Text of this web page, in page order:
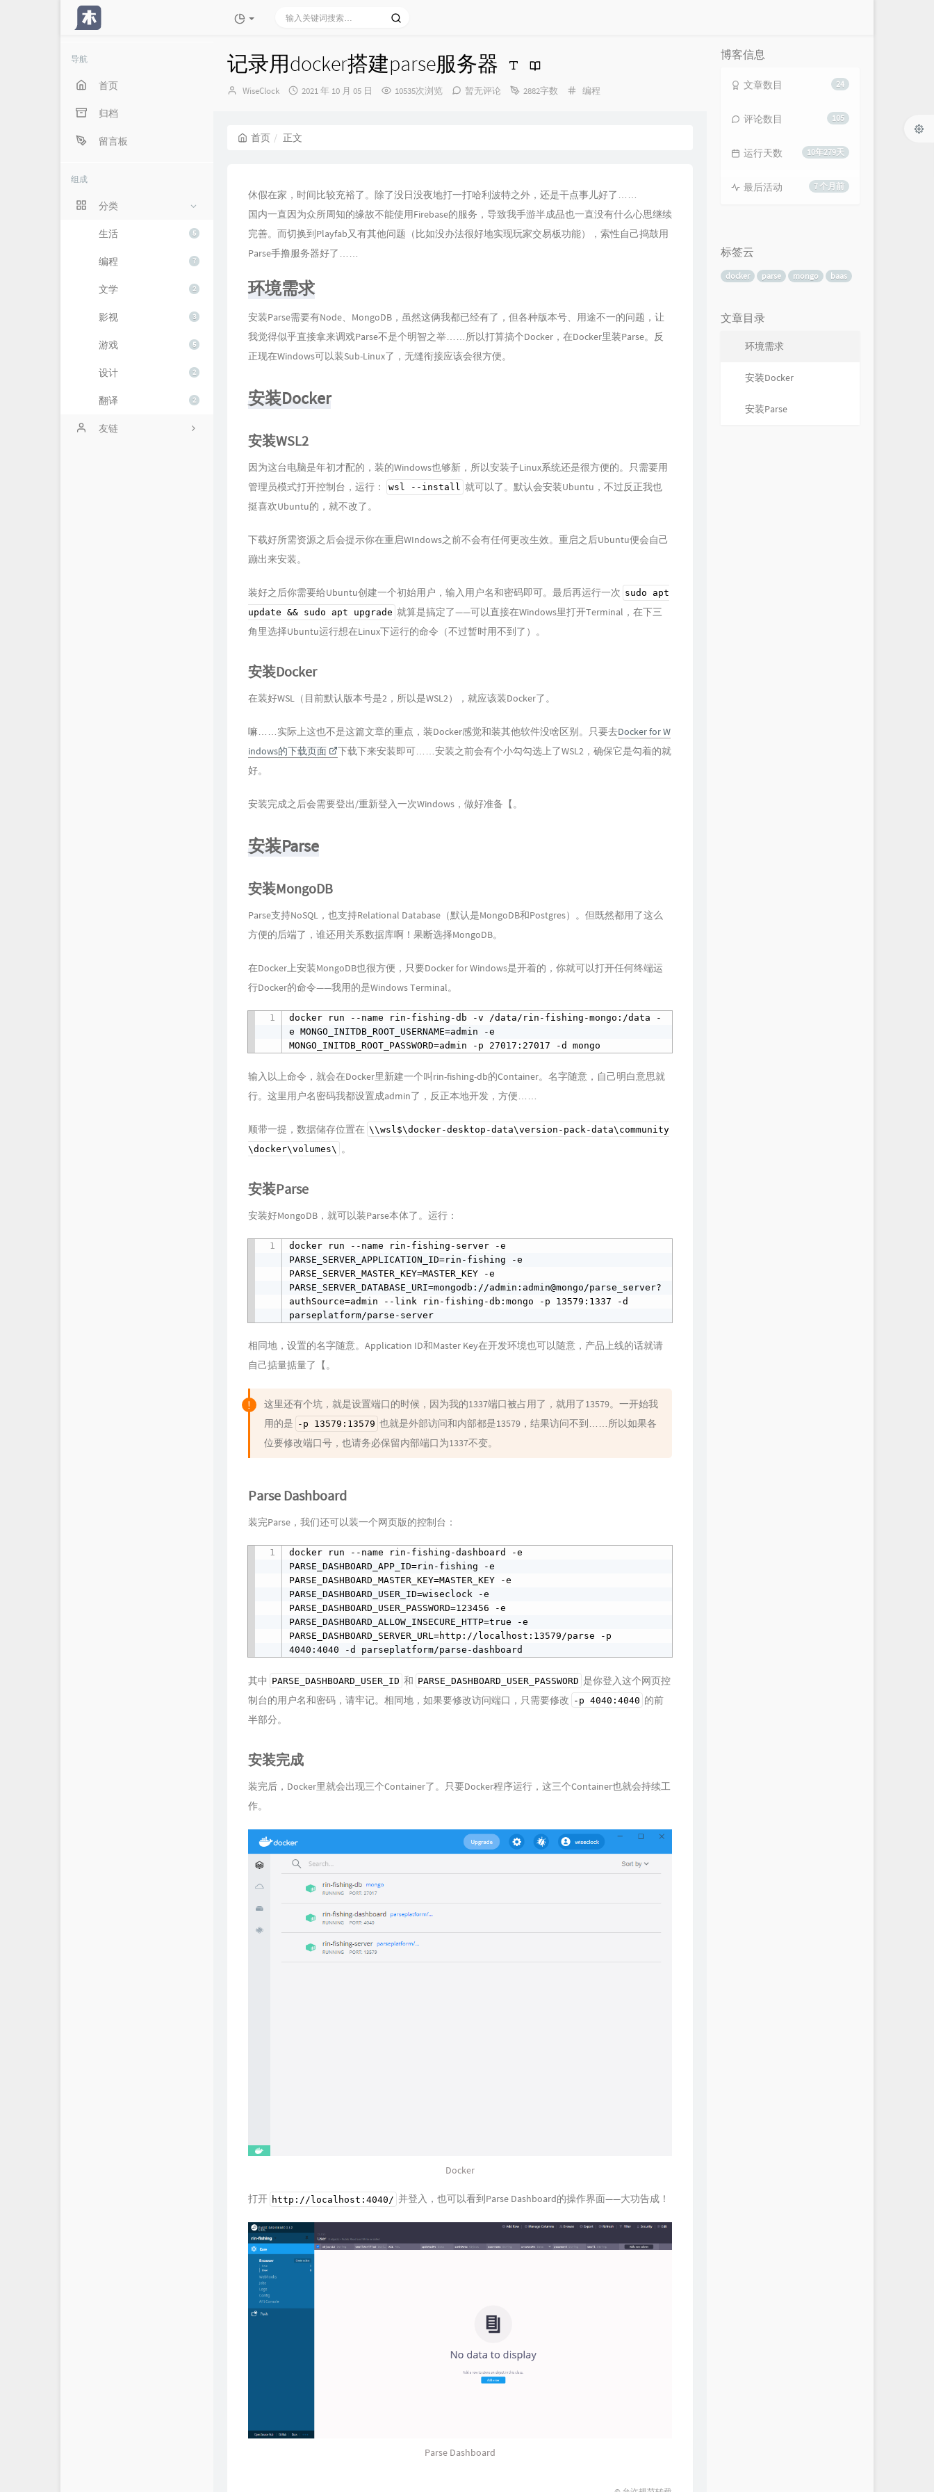
导航
首页
归档
留言板
组成
分类
5
生活
7
编程
2
文学
3
影视
5
游戏
2
设计
2
翻译
友链
记录用docker搭建parse服务器
博
WiseClock
发
2021 年 10 月 05 日 10535次浏览 暂无评论 2882字数
分
编程
首页 正文
休假在家，时间比较充裕了。除了没日没夜地打一打哈利波特之外，还是干点事儿好了……
国内一直因为众所周知的缘故不能使用Firebase的服务，导致我手游半成品也一直没有什么心思继续
完善。而切换到Playfab又有其他问题（比如没办法很好地实现玩家交易板功能），索性自己捣鼓用
Parse手撸服务器好了……
环境需求
安装Parse需要有Node、MongoDB，虽然这俩我都已经有了，但各种版本号、用途不一的问题，让
我觉得似乎直接拿来调戏Parse不是个明智之举……所以打算搞个Docker，在Docker里装Parse。反
正现在Windows可以装Sub-Linux了，无缝衔接应该会很方便。
安装Docker
安装WSL2
因为这台电脑是年初才配的，装的Windows也够新，所以安装子Linux系统还是很方便的。只需要用
管理员模式打开控制台，运行：
wsl --install 就可以了。默认会安装Ubuntu，不过反正我也
挺喜欢Ubuntu的，就不改了。
下载好所需资源之后会提示你在重启WIndows之前不会有任何更改生效。重启之后Ubuntu便会自己
蹦出来安装。
装好之后你需要给Ubuntu创建一个初始用户，输入用户名和密码即可。最后再运行一次 sudo apt
update && sudo apt upgrade 就算是搞定了——可以直接在Windows里打开Terminal，在下三
角里选择Ubuntu运行想在Linux下运行的命令（不过暂时用不到了）。
安装Docker
在装好WSL（目前默认版本号是2，所以是WSL2），就应该装Docker了。
嘛……实际上这也不是这篇文章的重点，装Docker感觉和装其他软件没啥区别。只要去Docker for W
indows的下载页面
下载下来安装即可……安装之前会有个小勾勾选上了WSL2，确保它是勾着的就
好。
安装完成之后会需要登出/重新登入一次Windows，做好准备【。
安装Parse
安装MongoDB
Parse支持NoSQL，也支持Relational Database（默认是MongoDB和Postgres）。但既然都用了这么
方便的后端了，谁还用关系数据库啊！果断选择MongoDB。
在Docker上安装MongoDB也很方便，只要Docker for Windows是开着的，你就可以打开任何终端运
行Docker的命令——我用的是Windows Terminal。
docker run --name rin-fishing-db -v /data/rin-fishing-mongo:/data -
e MONGO_INITDB_ROOT_USERNAME=admin -e
MONGO_INITDB_ROOT_PASSWORD=admin -p 27017:27017 -d mongo
输入以上命令，就会在Docker里新建一个叫rin-fishing-db的Container。名字随意，自己明白意思就
行。这里用户名密码我都设置成admin了，反正本地开发，方便……
顺带一提，数据储存位置在 \\wsl$\docker-desktop-data\version-pack-data\community
\docker\volumes\
。
安装Parse
安装好MongoDB，就可以装Parse本体了。运行：
docker run --name rin-fishing-server -e
PARSE_SERVER_APPLICATION_ID=rin-fishing -e
PARSE_SERVER_MASTER_KEY=MASTER_KEY -e
PARSE_SERVER_DATABASE_URI=mongodb://admin:admin@mongo/parse_server?
authSource=admin --link rin-fishing-db:mongo -p 13579:1337 -d
parseplatform/parse-server
相同地，设置的名字随意。Application ID和Master Key在开发环境也可以随意，产品上线的话就请
自己掂量掂量了【。
这里还有个坑，就是设置端口的时候，因为我的1337端口被占用了，就用了13579。一开始我
用的是 -p 13579:13579 也就是外部访问和内部都是13579，结果访问不到……所以如果各
位要修改端口号，也请务必保留内部端口为1337不变。
Parse Dashboard
装完Parse，我们还可以装一个网页版的控制台：
docker run --name rin-fishing-dashboard -e
PARSE_DASHBOARD_APP_ID=rin-fishing -e
PARSE_DASHBOARD_MASTER_KEY=MASTER_KEY -e
PARSE_DASHBOARD_USER_ID=wiseclock -e
PARSE_DASHBOARD_USER_PASSWORD=123456 -e
PARSE_DASHBOARD_ALLOW_INSECURE_HTTP=true -e
PARSE_DASHBOARD_SERVER_URL=http://localhost:13579/parse -p
4040:4040 -d parseplatform/parse-dashboard
其中 PARSE_DASHBOARD_USER_ID 和 PARSE_DASHBOARD_USER_PASSWORD 是你登入这个网页控
制台的用户名和密码，请牢记。相同地，如果要修改访问端口，只需要修改 -p 4040:4040 的前
半部分。
安装完成
装完后，Docker里就会出现三个Container了。只要Docker程序运行，这三个Container也就会持续工
作。
Docker
打开 http://localhost:4040/ 并登入，也可以看到Parse Dashboard的操作界面——大功告成！
Parse Dashboard
博客信息
24
文章数目
105
评论数目
10年279天
运行天数
7 个月前
最后活动
标签云
docker parse mongo baas
文章目录
环境需求
安装Docker
安装Parse